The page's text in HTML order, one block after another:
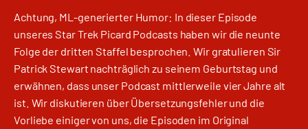
Achtung, ML-generierter Humor: In dieser Episode
unseres Star Trek Picard Podcasts haben wir die neunte
Folge der dritten Staffel besprochen. Wir gratulieren Sir
Patrick Stewart nachträglich zu seinem Geburtstag und
erwähnen, dass unser Podcast mittlerweile vier Jahre alt
ist. Wir diskutieren über Übersetzungsfehler und die
Vorliebe einiger von uns, die Episoden im Original